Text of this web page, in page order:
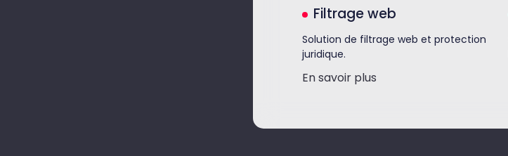
Filtrage web
Solution de filtrage web et protection
juridique.
En savoir plus